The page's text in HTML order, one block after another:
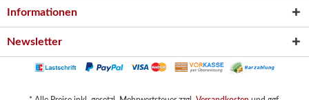
Informationen
Newsletter